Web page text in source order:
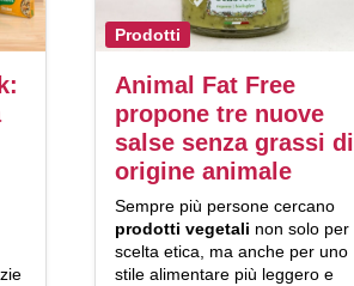
Prodotti
Animal Fat Free
propone tre nuove
salse senza grassi di
origine animale
Sempre più persone cercano
prodotti vegetali non solo per
scelta etica, ma anche per uno
stile alimentare più leggero e